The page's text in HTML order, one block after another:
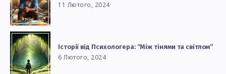
11 Лютого, 2024
Історії від Психологера: “Між тінями та світлом”
6 Лютого, 2024